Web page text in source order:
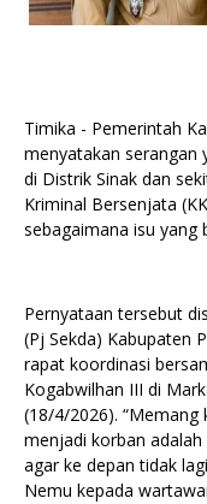
Timika - Pemerintah
menyatakan serangan
di Distrik Sinak dan
Kriminal Bersenjata
sebagaimana isu yang
Pernyataan tersebut
(Pj Sekda) Kabupaten
rapat koordinasi
Kogabwilhan III di
(18/4/2026).
menjadi korban
agar ke depan tidak
Nemu kepada